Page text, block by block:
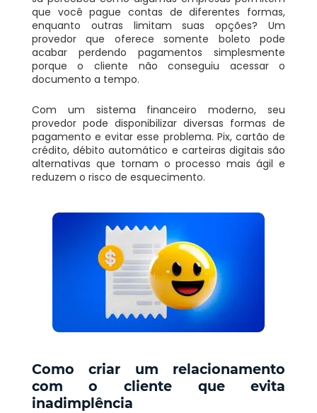
que você pague contas de diferentes formas,
enquanto outras limitam suas opções? Um
provedor que oferece somente boleto pode
acabar perdendo pagamentos simplesmente
porque o cliente não conseguiu acessar o
documento a tempo.
Com um sistema financeiro moderno, seu
provedor pode disponibilizar diversas formas de
pagamento e evitar esse problema. Pix, cartão de
crédito, débito automático e carteiras digitais são
alternativas que tornam o processo mais ágil e
reduzem o risco de esquecimento.
Como criar um relacionamento
com o cliente que evita
inadimplência